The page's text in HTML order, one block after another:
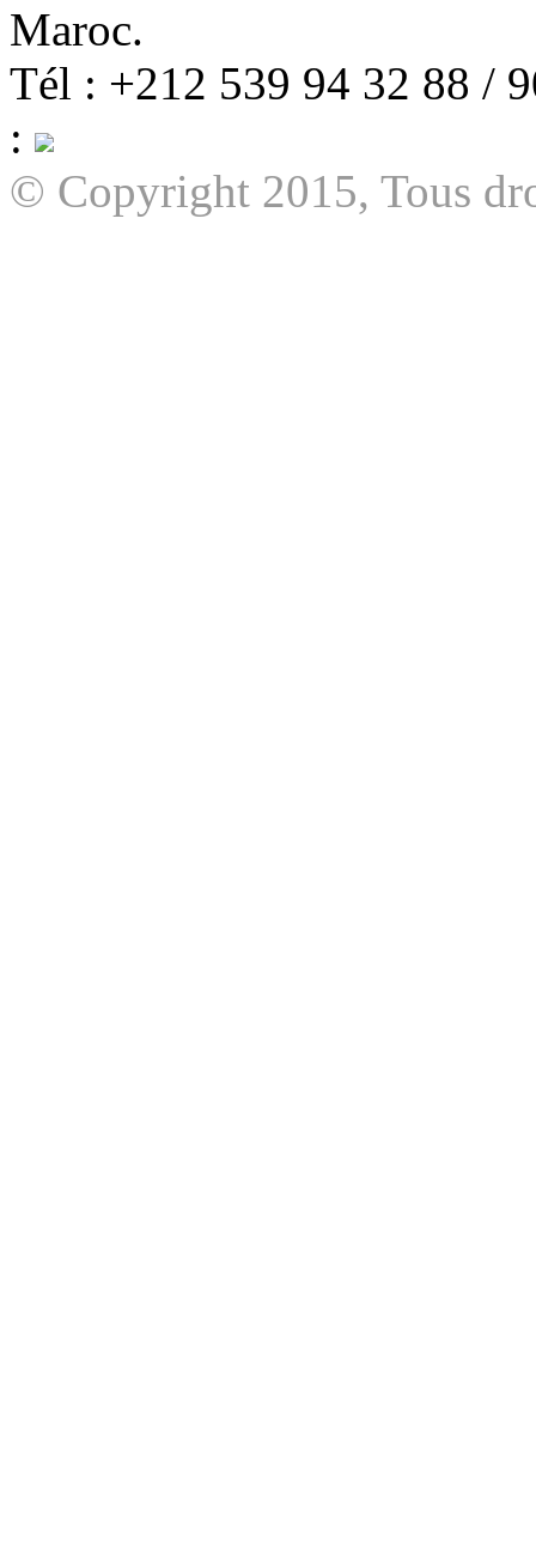
Maroc.
Tél : +212 539 94 32 88 /
:
© Copyright 2015, Tous